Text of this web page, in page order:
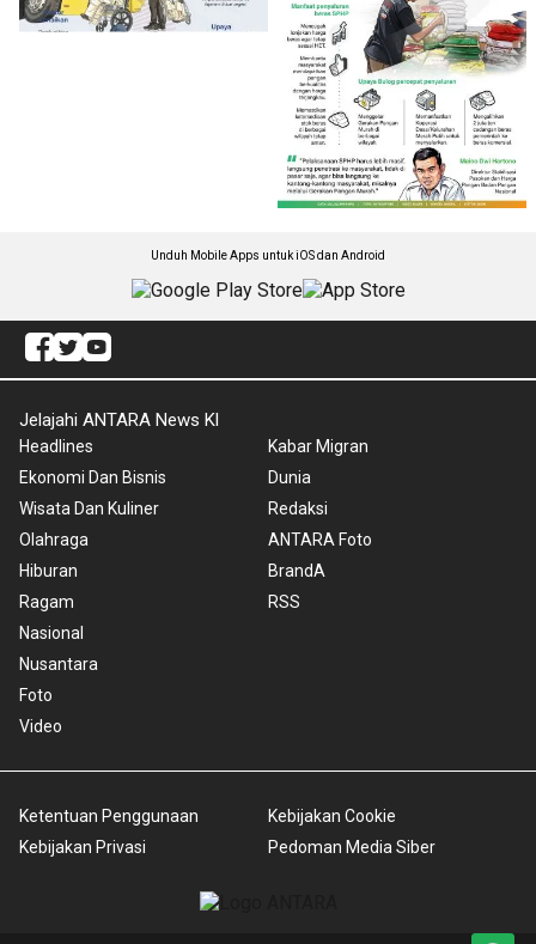
Unduh Mobile Apps untuk iOS dan Android
Jelajahi ANTARA News Kl
Headlines
Ekonomi Dan Bisnis
Wisata Dan Kuliner
Olahraga
Hiburan
Ragam
Nasional
Nusantara
Foto
Video
Kabar Migran
Dunia
Redaksi
ANTARA Foto
BrandA
RSS
Ketentuan Penggunaan
Kebijakan Privasi
Kebijakan Cookie
Pedoman Media Siber